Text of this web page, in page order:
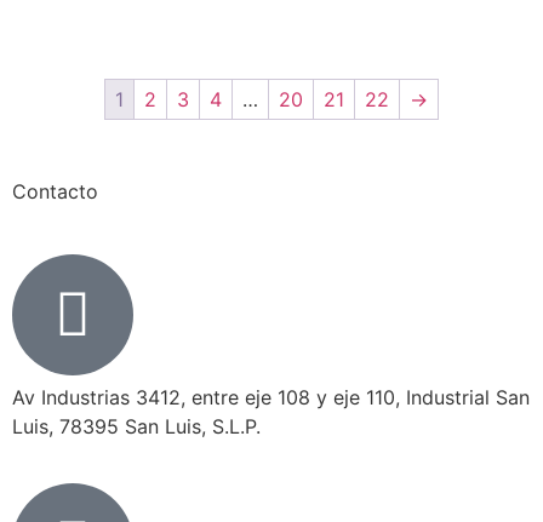
1 2 3 4 … 20 21 22 →
Contacto
Av Industrias 3412, entre eje 108 y eje 110, Industrial San
Luis, 78395 San Luis, S.L.P.